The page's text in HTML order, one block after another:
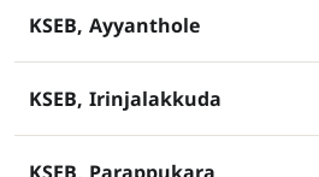
KSEB, Ayyanthole
KSEB, Irinjalakkuda